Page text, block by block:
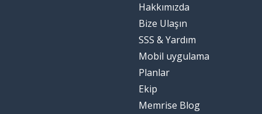
Hakkımızda
Bize Ulaşın
SSS & Yardım
Mobil uygulama
Planlar
Ekip
Memrise Blog